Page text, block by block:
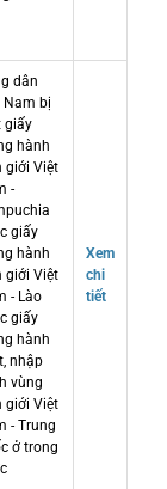
dân
Nam bị
giấy
hành
giới Việt
-
giấy
hành
giới Việt
- Lào
giấy
hành
nhập
vùng
giới Việt
- Trung
ở trong
Xem
chi
tiết